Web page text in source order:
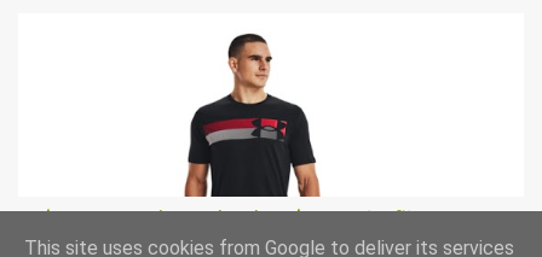
Under Armour, Tricou cu imprimeu logo pentru fitness
This site uses cookies from Google to deliver its services